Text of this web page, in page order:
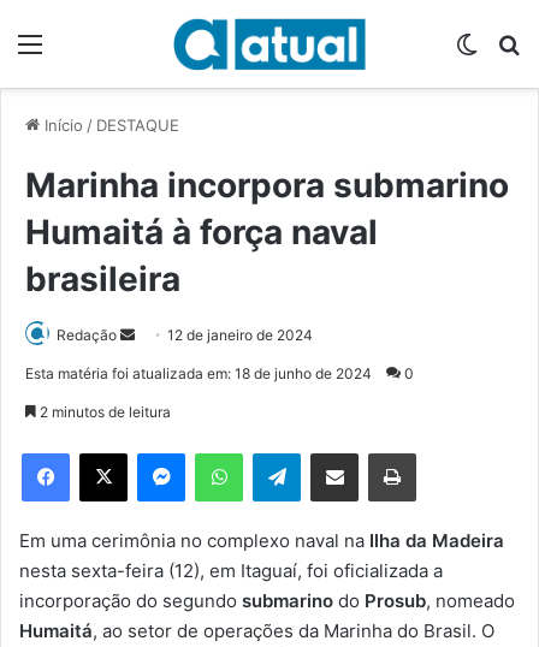
Início / DESTAQUE
Marinha incorpora submarino
Humaitá à força naval
brasileira
Redação
d
e
m
e
-
m
a
12 de janeiro de 2024
Esta matéria foi atualizada em: 18 de junho de 2024 0
2 minutos de leitura
Telegram
Em uma cerimônia no complexo naval na Ilha da Madeira
nesta sexta-feira (12), em Itaguaí, foi oficializada a
incorporação do segundo submarino do Prosub, nomeado
Humaitá, ao setor de operações da Marinha do Brasil. O